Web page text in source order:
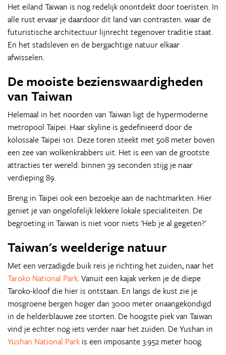
Het eiland Taiwan is nog redelijk onontdekt door toeristen. In
alle rust ervaar je daardoor dit land van contrasten. waar de
futuristische architectuur lijnrecht tegenover traditie staat.
En het stadsleven en de bergachtige natuur elkaar
afwisselen.
De mooiste bezienswaardigheden
van Taiwan
Helemaal in het noorden van Taiwan ligt de hypermoderne
metropool Taipei. Haar skyline is gedefinieerd door de
kolossale Taipei 101. Deze toren steekt met 508 meter boven
een zee van wolkenkrabbers uit. Het is een van de grootste
attracties ter wereld: binnen 39 seconden stijg je naar
verdieping 89.
Breng in Taipei ook een bezoekje aan de nachtmarkten. Hier
geniet je van ongelofelijk lekkere lokale specialiteiten. De
begroeting in Taiwan is niet voor niets 'Heb je al gegeten?'
Taiwan's weelderige natuur
Met een verzadigde buik reis je richting het zuiden, naar het
Taroko National Park. Vanuit een kajak verken je de diepe
Taroko-kloof die hier is ontstaan. En langs de kust zie je
mosgroene bergen hoger dan 3000 meter onaangekondigd
in de helderblauwe zee storten. De hoogste piek van Taiwan
vind je echter nog iets verder naar het zuiden. De Yushan in
Yushan National Park is een imposante 3.952 meter hoog.